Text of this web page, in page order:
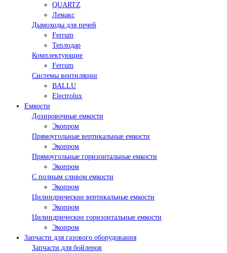
QUARTZ
Лемакс
Дымоходы для печей
Ferrum
Теплодар
Комплектующие
Ferrum
Системы вентиляции
BALLU
Electrolux
Емкости
Дозировочные емкости
Экопром
Прямоугольные вертикальные емкости
Экопром
Прямоугольные горизонтальные емкости
Экопром
С полным сливом емкости
Экопром
Цилиндрические вертикальные емкости
Экопром
Цилиндрические горизонтальные емкости
Экопром
Запчасти для газового оборудования
Запчасти для бойлеров